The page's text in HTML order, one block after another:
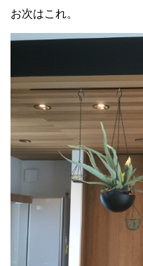
お次はこれ。